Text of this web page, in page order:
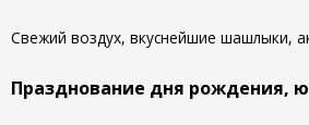
Свежий воздух, вкуснейшие шашлыки,
Празднование дня рождения,